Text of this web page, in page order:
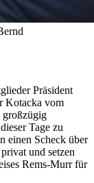
Präsident
Kotacka vom
großzügig
Tage zu
einen Scheck über
und setzen
Rems-Murr für